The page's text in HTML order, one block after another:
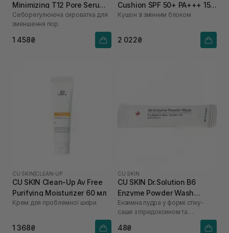
Minimizing T12 Pore Serum
50 мл
Себорегулююча сироватка для
зменшення пор
1 458₴
Cushion SPF 50+ PA+++ 15 г
+ 15 г 19 тон
Кушон зі змінним блоком
2 022₴
CU SKIN CLEAN-UP
CU SKIN Clean-Up Av Free
Purifying Moisturizer 60 мл
Крем для проблемної шкіри
1 368₴
CU SKIN
CU SKIN Dr.Solution B6
Enzyme Powder Wash
Sachet для проблемної та
жирної шкіри 1шт* 1 г
Ензимна пудра у формі стіку-
саше з піридоксином та
48₴